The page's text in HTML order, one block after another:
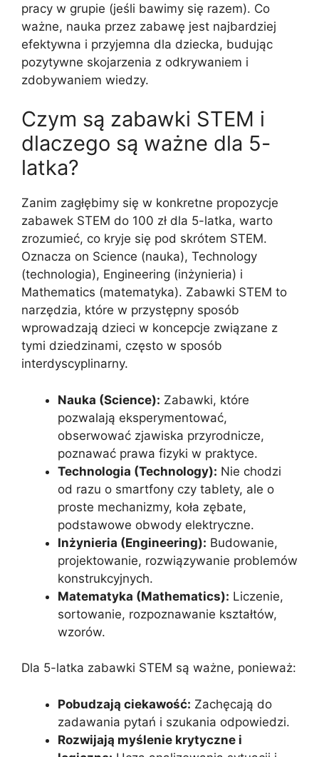
pracy w grupie (jeśli bawimy się razem). Co
ważne, nauka przez zabawę jest najbardziej
efektywna i przyjemna dla dziecka, budując
pozytywne skojarzenia z odkrywaniem i
zdobywaniem wiedzy.
Czym są zabawki STEM i
dlaczego są ważne dla 5-
latka?
Zanim zagłębimy się w konkretne propozycje
zabawek STEM do 100 zł dla 5-latka, warto
zrozumieć, co kryje się pod skrótem STEM.
Oznacza on Science (nauka), Technology
(technologia), Engineering (inżynieria) i
Mathematics (matematyka). Zabawki STEM to
narzędzia, które w przystępny sposób
wprowadzają dzieci w koncepcje związane z
tymi dziedzinami, często w sposób
interdyscyplinarny.
Nauka (Science): Zabawki, które
pozwalają eksperymentować,
obserwować zjawiska przyrodnicze,
poznawać prawa fizyki w praktyce.
Technologia (Technology): Nie chodzi
od razu o smartfony czy tablety, ale o
proste mechanizmy, koła zębate,
podstawowe obwody elektryczne.
Inżynieria (Engineering): Budowanie,
projektowanie, rozwiązywanie problemów
konstrukcyjnych.
Matematyka (Mathematics): Liczenie,
sortowanie, rozpoznawanie kształtów,
wzorów.
Dla 5-latka zabawki STEM są ważne, ponieważ:
Pobudzają ciekawość: Zachęcają do
zadawania pytań i szukania odpowiedzi.
Rozwijają myślenie krytyczne i